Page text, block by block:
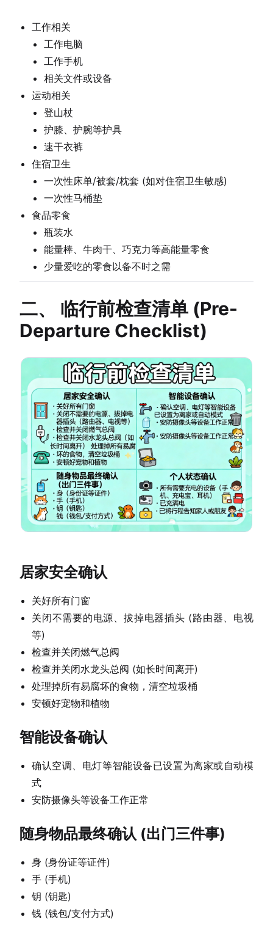
工作相关
工作电脑
工作手机
相关文件或设备
运动相关
登山杖
护膝、护腕等护具
速干衣裤
住宿卫生
一次性床单/被套/枕套 (如对住宿卫生敏感)
一次性马桶垫
食品零食
瓶装水
能量棒、牛肉干、巧克力等高能量零食
少量爱吃的零食以备不时之需
二、 临行前检查清单 (Pre-
Departure Checklist)
居家安全确认
关好所有门窗
关闭不需要的电源、拔掉电器插头 (路由器、电视
等)
检查并关闭燃气总阀
检查并关闭水龙头总阀 (如长时间离开)
处理掉所有易腐坏的食物，清空垃圾桶
安顿好宠物和植物
智能设备确认
确认空调、电灯等智能设备已设置为离家或自动模
式
安防摄像头等设备工作正常
随身物品最终确认 (出门三件事)
身 (身份证等证件)
手 (手机)
钥 (钥匙)
钱 (钱包/支付方式)